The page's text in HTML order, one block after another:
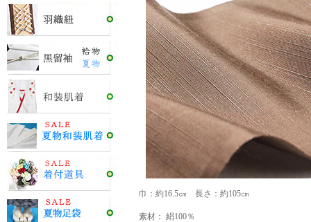
巾：約16.5㎝ 長さ：約105㎝
素材： 絹100％